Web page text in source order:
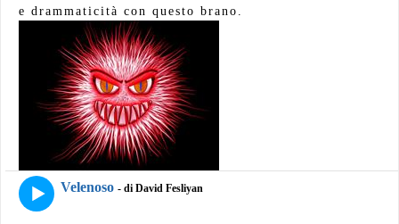
e drammaticità con questo brano.
Velenoso - di David Fesliyan